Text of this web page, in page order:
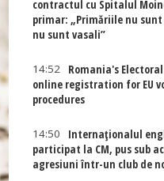
contractul cu Spitalul
primar: „Primăriile nu
nu sunt vasali”
14:52
Romania's
online registration for EU
procedures
14:50
Internaţionalul
participat la CM, pus sub
agresiuni într-un club de